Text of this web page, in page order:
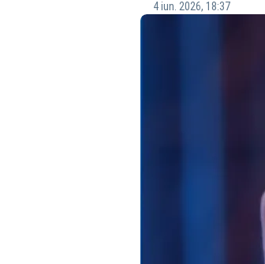
4 iun. 2026, 18:37